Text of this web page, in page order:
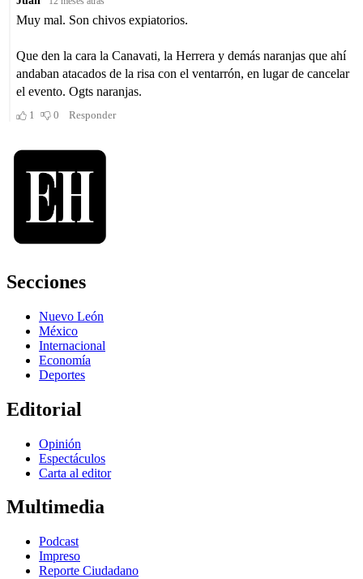
Secciones
Nuevo León
México
Internacional
Economía
Deportes
Editorial
Opinión
Espectáculos
Carta al editor
Multimedia
Podcast
Impreso
Reporte Ciudadano